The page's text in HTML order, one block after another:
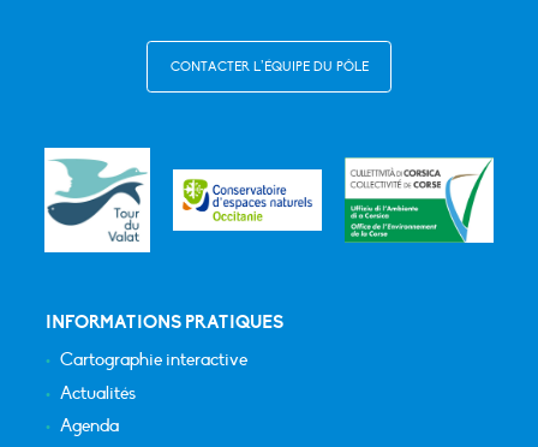
CONTACTER L’ÉQUIPE DU PÔLE
INFORMATIONS PRATIQUES
Cartographie interactive
Actualités
Agenda